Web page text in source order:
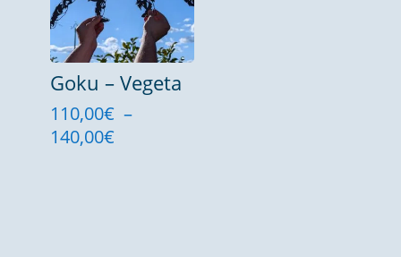
Goku – Vegeta
110,00€ –
140,00€Plage